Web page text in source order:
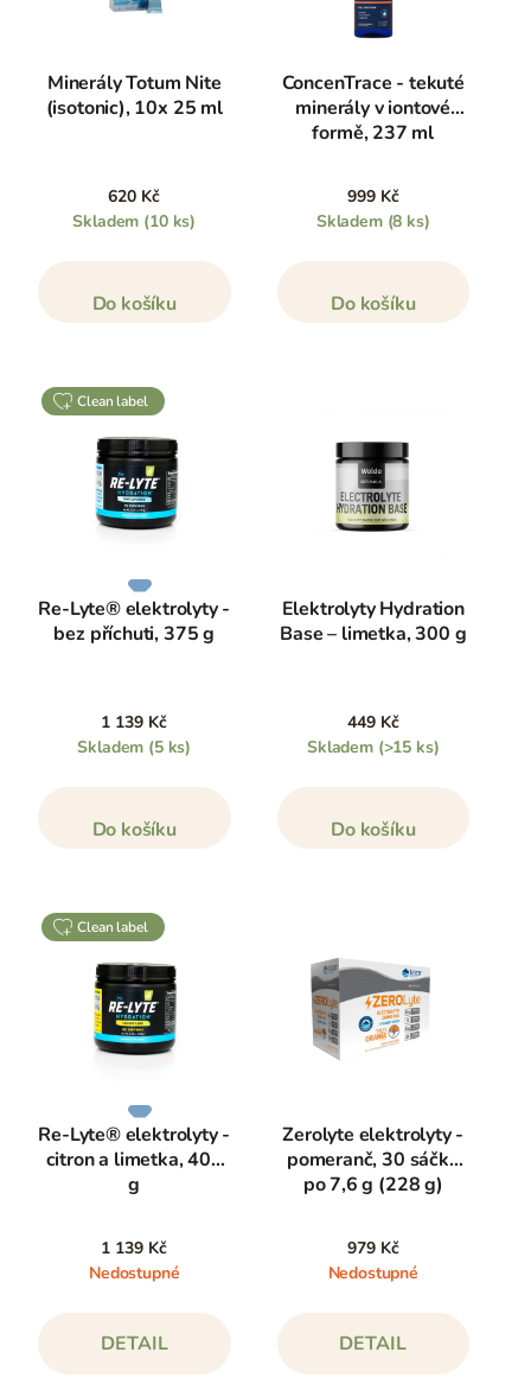
Minerály Totum Nite
(isotonic), 10x 25 ml
620 Kč
Skladem (10 ks)
Do košíku
ConcenTrace - tekuté
minerály v iontové
formě, 237 ml
999 Kč
Skladem (8 ks)
Do košíku
clean label
Re-Lyte® elektrolyty -
bez příchuti, 375 g
1 139 Kč
Skladem (5 ks)
Do košíku
Elektrolyty Hydration
Base – limetka, 300 g
449 Kč
Skladem (>15 ks)
Do košíku
clean label
Re-Lyte® elektrolyty -
citron a limetka, 408
g
1 139 Kč
Nedostupné
DETAIL
Zerolyte elektrolyty -
pomeranč, 30 sáčků
po 7,6 g (228 g)
979 Kč
Nedostupné
DETAIL